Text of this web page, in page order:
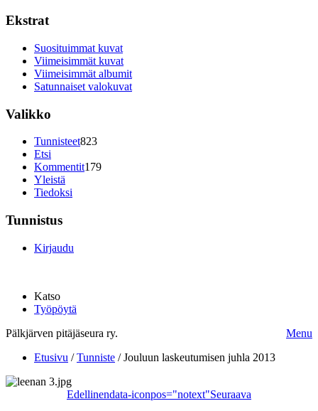
Ekstrat
Suosituimmat kuvat
Viimeisimmät kuvat
Viimeisimmät albumit
Satunnaiset valokuvat
Valikko
Tunnisteet823
Etsi
Kommentit179
Yleistä
Tiedoksi
Tunnistus
Kirjaudu
Katso
Työpöytä
Pälkjärven pitäjäseura ry.
Menu
Etusivu /Tunniste /Jouluun laskeutumisen juhla 2013
Edellinendata-iconpos="notext"Seuraava